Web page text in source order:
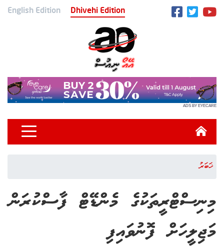
English Edition Dhivehi Edition
ADS BY EYECARE
ޚަބަރު
މިނިސްޓްރީތަކުގެ މެންޑޭޓް ފާސްކުރަން
މަޖިލީހަށް ފޮނުވައިފި